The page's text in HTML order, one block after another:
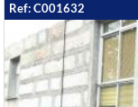
Ref: C001632